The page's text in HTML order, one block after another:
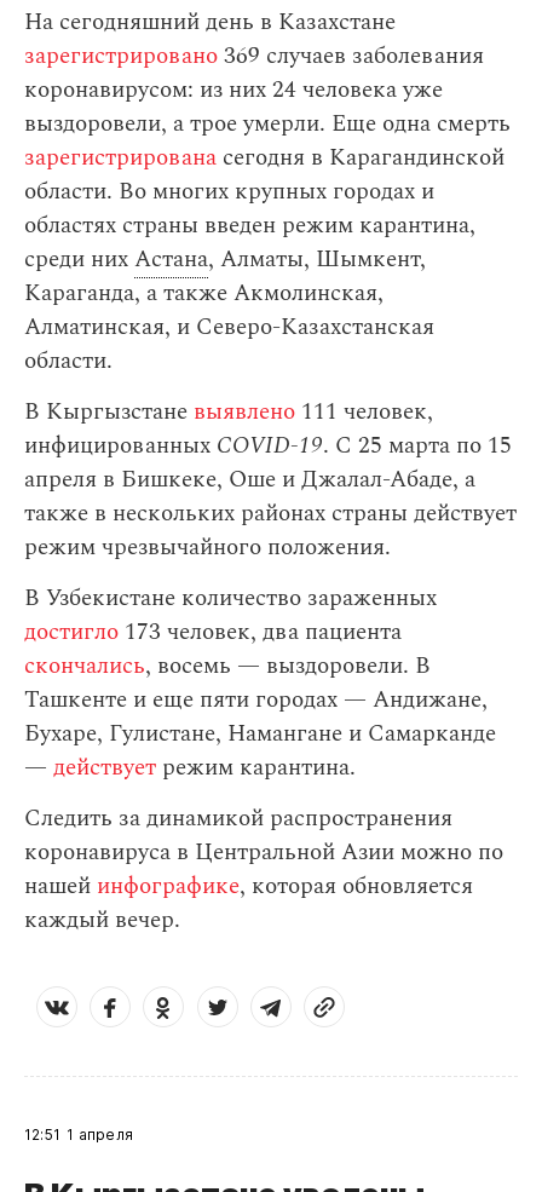
На сегодняшний день в Казахстане
зарегистрировано369 случаев заболевания
коронавирусом: из них 24 человека уже
выздоровели, а трое умерли. Еще одна смерть
зарегистрирована сегодня в Карагандинской
области. Во многих крупных городах и
областях страны введен режим карантина,
среди нихАстана, Алматы, Шымкент,
Караганда, а также Акмолинская,
Алматинская, и Северо-Казахстанская
области.
В Кыргызстане выявлено 111 человек,
инфицированных COVID-19. С 25 марта по 15
апреля в Бишкеке, Оше и Джалал-Абаде, а
также в нескольких районах страны действует
режим чрезвычайного положения.
В Узбекистане количество зараженных
достигло 173 человек, два пациента
скончались, восемь — выздоровели. В
Ташкенте и еще пяти городах — Андижане,
Бухаре, Гулистане, Намангане и Самарканде
— действует режим карантина.
Следить за динамикой распространения
коронавируса в Центральной Азии можно по
нашей инфографике, которая обновляется
каждый вечер.
12:51 1 апреля